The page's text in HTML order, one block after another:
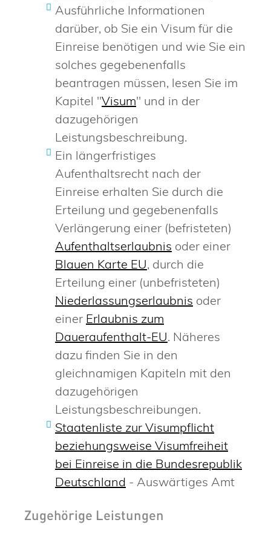
Ausführliche Informationen
darüber, ob Sie ein Visum für die
Einreise benötigen und wie Sie ein
solches gegebenenfalls
beantragen müssen, lesen Sie im
Kapitel "Visum" und in der
dazugehörigen
Leistungsbeschreibung.
Ein längerfristiges
Aufenthaltsrecht nach der
Einreise erhalten Sie durch die
Erteilung und gegebenenfalls
Verlängerung einer (befristeten)
Aufenthaltserlaubnis oder einer
Blauen Karte EU, durch die
Erteilung einer (unbefristeten)
Niederlassungserlaubnis oder
einer Erlaubnis zum
Daueraufenthalt-EU. Näheres
dazu finden Sie in den
gleichnamigen Kapiteln mit den
dazugehörigen
Leistungsbeschreibungen.
Staatenliste zur Visumpflicht
beziehungsweise Visumfreiheit
bei Einreise in die Bundesrepublik
Deutschland - Auswärtiges Amt
Zugehörige Leistungen